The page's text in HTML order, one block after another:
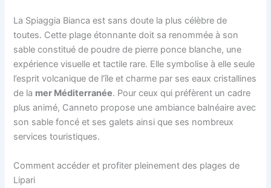
La Spiaggia Bianca est sans doute la plus célèbre de
toutes. Cette plage étonnante doit sa renommée à son
sable constitué de poudre de pierre ponce blanche, une
expérience visuelle et tactile rare. Elle symbolise à elle seule
l’esprit volcanique de l’île et charme par ses eaux cristallines
de la mer Méditerranée. Pour ceux qui préfèrent un cadre
plus animé, Canneto propose une ambiance balnéaire avec
son sable foncé et ses galets ainsi que ses nombreux
services touristiques.
Comment accéder et profiter pleinement des plages de
Lipari